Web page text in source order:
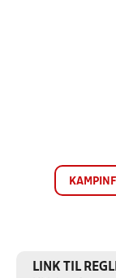
LINK TIL